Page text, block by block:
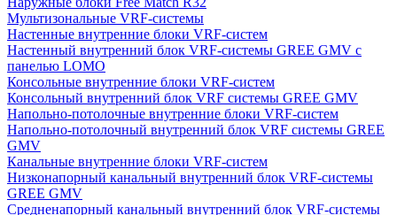
Мультизональные VRF-системы
Настенные внутренние блоки VRF-систем
Настенный внутренний блок VRF-системы GREE GMV с
панелью LOMO
Консольные внутренние блоки VRF-систем
Консольный внутренний блок VRF системы GREE GMV
Напольно-потолочные внутренние блоки VRF-систем
Напольно-потолочный внутренний блок VRF системы GREE
GMV
Канальные внутренние блоки VRF-систем
Низконапорный канальный внутренний блок VRF-системы
GREE GMV
Средненапорный канальный внутренний блок VRF-системы